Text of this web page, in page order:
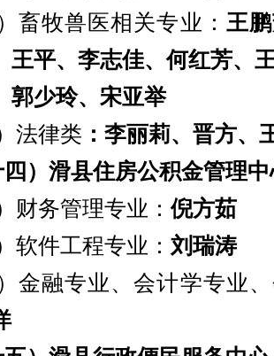
）畜牧兽医相关专业： 王
王平、李志佳、何红芳、
郭少玲、宋亚举
法律类 ：李丽莉、晋方、
四）滑县住房公积金管理
财务管理专业：倪方茹
软件工程专业： 刘瑞涛
）金融专业、会计学专业